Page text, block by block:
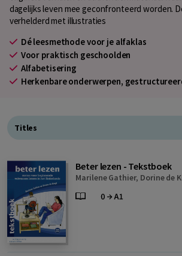
dagelijks leven mee geconfronteerd worden.
verhelderd met illustraties
Dé leesmethode voor je alfaklas
Voor praktisch geschoolden
Alfabetisering
Herkenbare onderwerpen,
Titles
Beter lezen - Tekstboek
Marilene Gathier, Dorine de